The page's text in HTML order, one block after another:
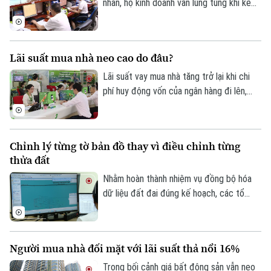
Tư vấn sức khỏe
Quần vợt
Tin tức
Sao
Điện ảnh
Thời trang
Đã phát sóng
nhân, hộ kinh doanh vẫn lúng túng khi kê
này.
Lãi suất mua nhà neo cao do đâu?
Lãi suất vay mua nhà tăng trở lại khi chi
phí huy động vốn của ngân hàng đi lên,
Chỉnh lý từng tờ bản đồ thay vì điều chỉnh từng
thửa đất
Nhằm hoàn thành nhiệm vụ đồng bộ hóa
dữ liệu đất đai đúng kế hoạch, các tổ
từng tờ bản đồ thay vì chỉnh lý từng thửa
đất như trước đây đã và đang được xem
Người mua nhà đối mặt với lãi suất thả nổi 16%
Trong bối cảnh giá bất động sản vẫn neo